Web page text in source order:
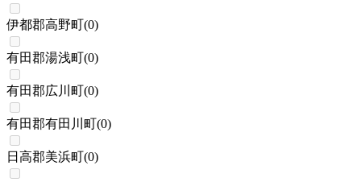
伊都郡高野町(0)
有田郡湯浅町(0)
有田郡広川町(0)
有田郡有田川町(0)
日高郡美浜町(0)